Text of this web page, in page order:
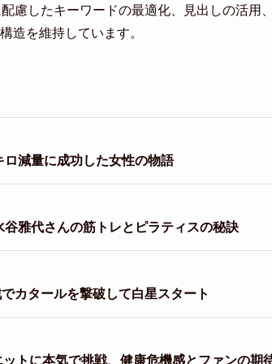
慮したキーワードの最適化、見出しの活用
造を維持しています。
減量に成功した女性の物語
雅代さんの筋トレとピラティスの秘訣
カタールを撃破して白星スタート
トに本気で挑戦、健康危機感とファンの期